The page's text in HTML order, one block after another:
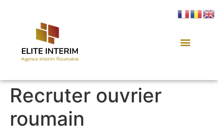
Recruter ouvrier
roumain